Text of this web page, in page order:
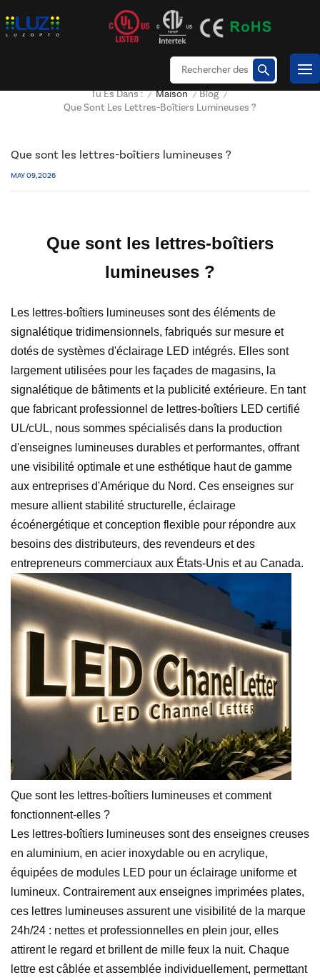
Tu Es Dans : / Maison / Blog /
Que Sont Les Lettres-Boîtiers Lumineuses ?
Que sont les lettres-boîtiers lumineuses ?
MAY 09, 2026
Que sont les lettres-boîtiers
lumineuses ?
Les lettres-boîtiers lumineuses sont des éléments de
signalétique tridimensionnels, fabriqués sur mesure et
dotés de systèmes d'éclairage LED intégrés. Elles sont
largement utilisées pour les façades de magasins, la
signalétique de bâtiments et la publicité extérieure. En tant
que fabricant professionnel de lettres-boîtiers LED certifié
UL/cUL, nous sommes spécialisés dans la production
d'enseignes lumineuses durables et performantes, offrant
une visibilité optimale et une esthétique haut de gamme
aux entreprises d'Amérique du Nord. Ces enseignes sur
mesure allient stabilité structurelle, éclairage
écoénergétique et conception flexible pour répondre aux
besoins des distributeurs, des revendeurs et des
entrepreneurs commerciaux aux États-Unis et au Canada.
Que sont les lettres-boîtiers lumineuses et comment
fonctionnent-elles ?
Les lettres-boîtiers lumineuses sont des enseignes creuses
en aluminium, en acier inoxydable ou en acrylique,
équipées de modules LED pour un éclairage uniforme et
lumineux. Contrairement aux enseignes imprimées plates,
ces lettres lumineuses assurent une visibilité de la marque
24h/24 : nettes et professionnelles en plein jour, elles
attirent le regard et brillent de mille feux la nuit. Chaque
lettre est câblée et assemblée individuellement, permettant